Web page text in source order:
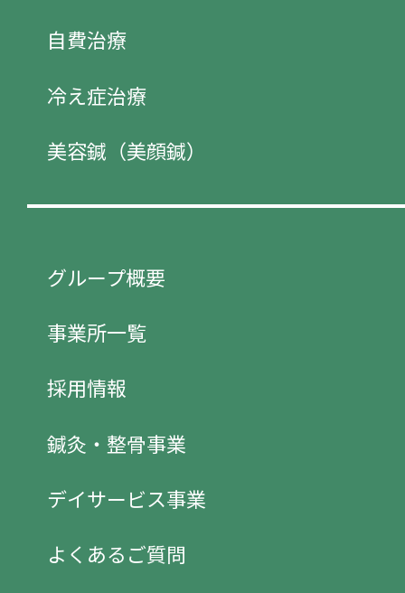
自費治療
冷え症治療
美容鍼（美顔鍼）
グループ概要
事業所一覧
採用情報
鍼灸・整骨事業
デイサービス事業
よくあるご質問